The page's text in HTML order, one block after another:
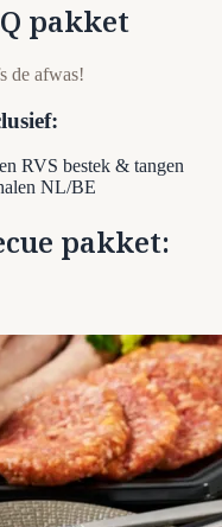
pakket
de afwas!
RVS bestek & tangen
NL/BE
pakket: